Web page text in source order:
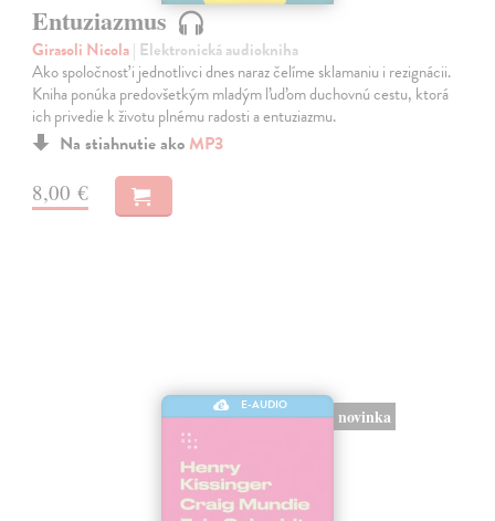
Entuziazmus
Girasoli Nicola| Elektronická audiokniha
Ako spoločnosť i jednotlivci dnes naraz čelíme sklamaniu i rezignácii.
Kniha ponúka predovšetkým mladým ľuďom duchovnú cestu, ktorá
ich privedie k životu plnému radosti a entuziazmu.
Na stiahnutie ako MP3
8,00 €
E-AUDIO
novinka